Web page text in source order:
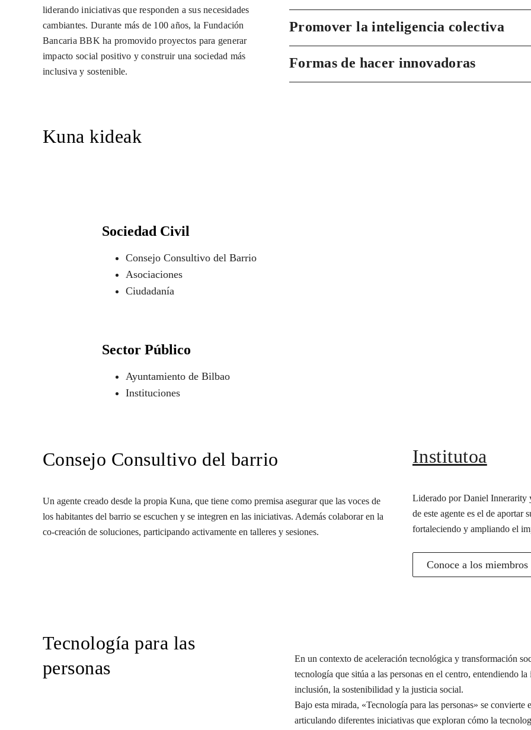
liderando iniciativas que responden a sus necesidades
cambiantes. Durante más de 100 años, la Fundación
Bancaria BBK ha promovido proyectos para generar
impacto social positivo y construir una sociedad más
inclusiva y sostenible.
Promover la inteligencia colectiva
Formas de hacer innovadoras
Kuna kideak
Sociedad Civil
Consejo Consultivo del Barrio
Asociaciones
Ciudadanía
Sector Público
Ayuntamiento de Bilbao
Instituciones
Consejo Consultivo del barrio
Un agente creado desde la propia Kuna, que tiene como premisa asegurar que las voces de
los habitantes del barrio se escuchen y se integren en las iniciativas. Además colaborar en la
co-creación de soluciones, participando activamente en talleres y sesiones.
Institutoa
Liderado por Daniel Innerarity
de este agente es el de aportar
fortaleciendo y ampliando el
Conoce a los
Tecnología para las
personas
En un contexto de aceleración tecnológica y transformación
tecnología que sitúa a las personas en el centro, entendiendo
inclusión, la sostenibilidad y la justicia social.
Bajo esta mirada, «Tecnología para las personas» se
articulando diferentes iniciativas que exploran cómo la